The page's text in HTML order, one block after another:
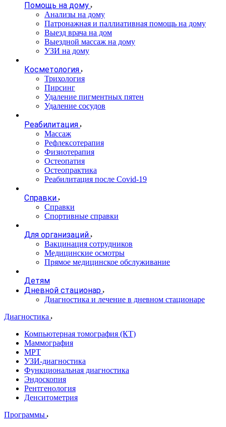
Помощь на дому
Анализы на дому
Патронажная и паллиативная помощь на дому
Выезд врача на дом
Выездной массаж на дому
УЗИ на дому
Косметология
Трихология
Пирсинг
Удаление пигментных пятен
Удаление сосудов
Реабилитация
Массаж
Рефлексотерапия
Физиотерапия
Остеопатия
Остеопрактика
Реабилитация после Covid-19
Справки
Справки
Спортивные справки
Для организаций
Вакцинация сотрудников
Медицинские осмотры
Прямое медицинское обслуживание
Детям
Дневной стационар
Диагностика и лечение в дневном стационаре
Диагностика
Компьютерная томография (КТ)
Маммография
МРТ
УЗИ-диагностика
Функциональная диагностика
Эндоскопия
Рентгенология
Денситометрия
Программы